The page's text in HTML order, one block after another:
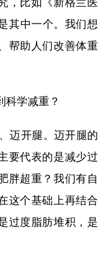
其中一个。我们想
帮助人们改善体重
科学减重？
迈开腿。迈开腿的
要代表的是减少过
胖超重？我们有自
这个基础上再结合
过度脂肪堆积，是